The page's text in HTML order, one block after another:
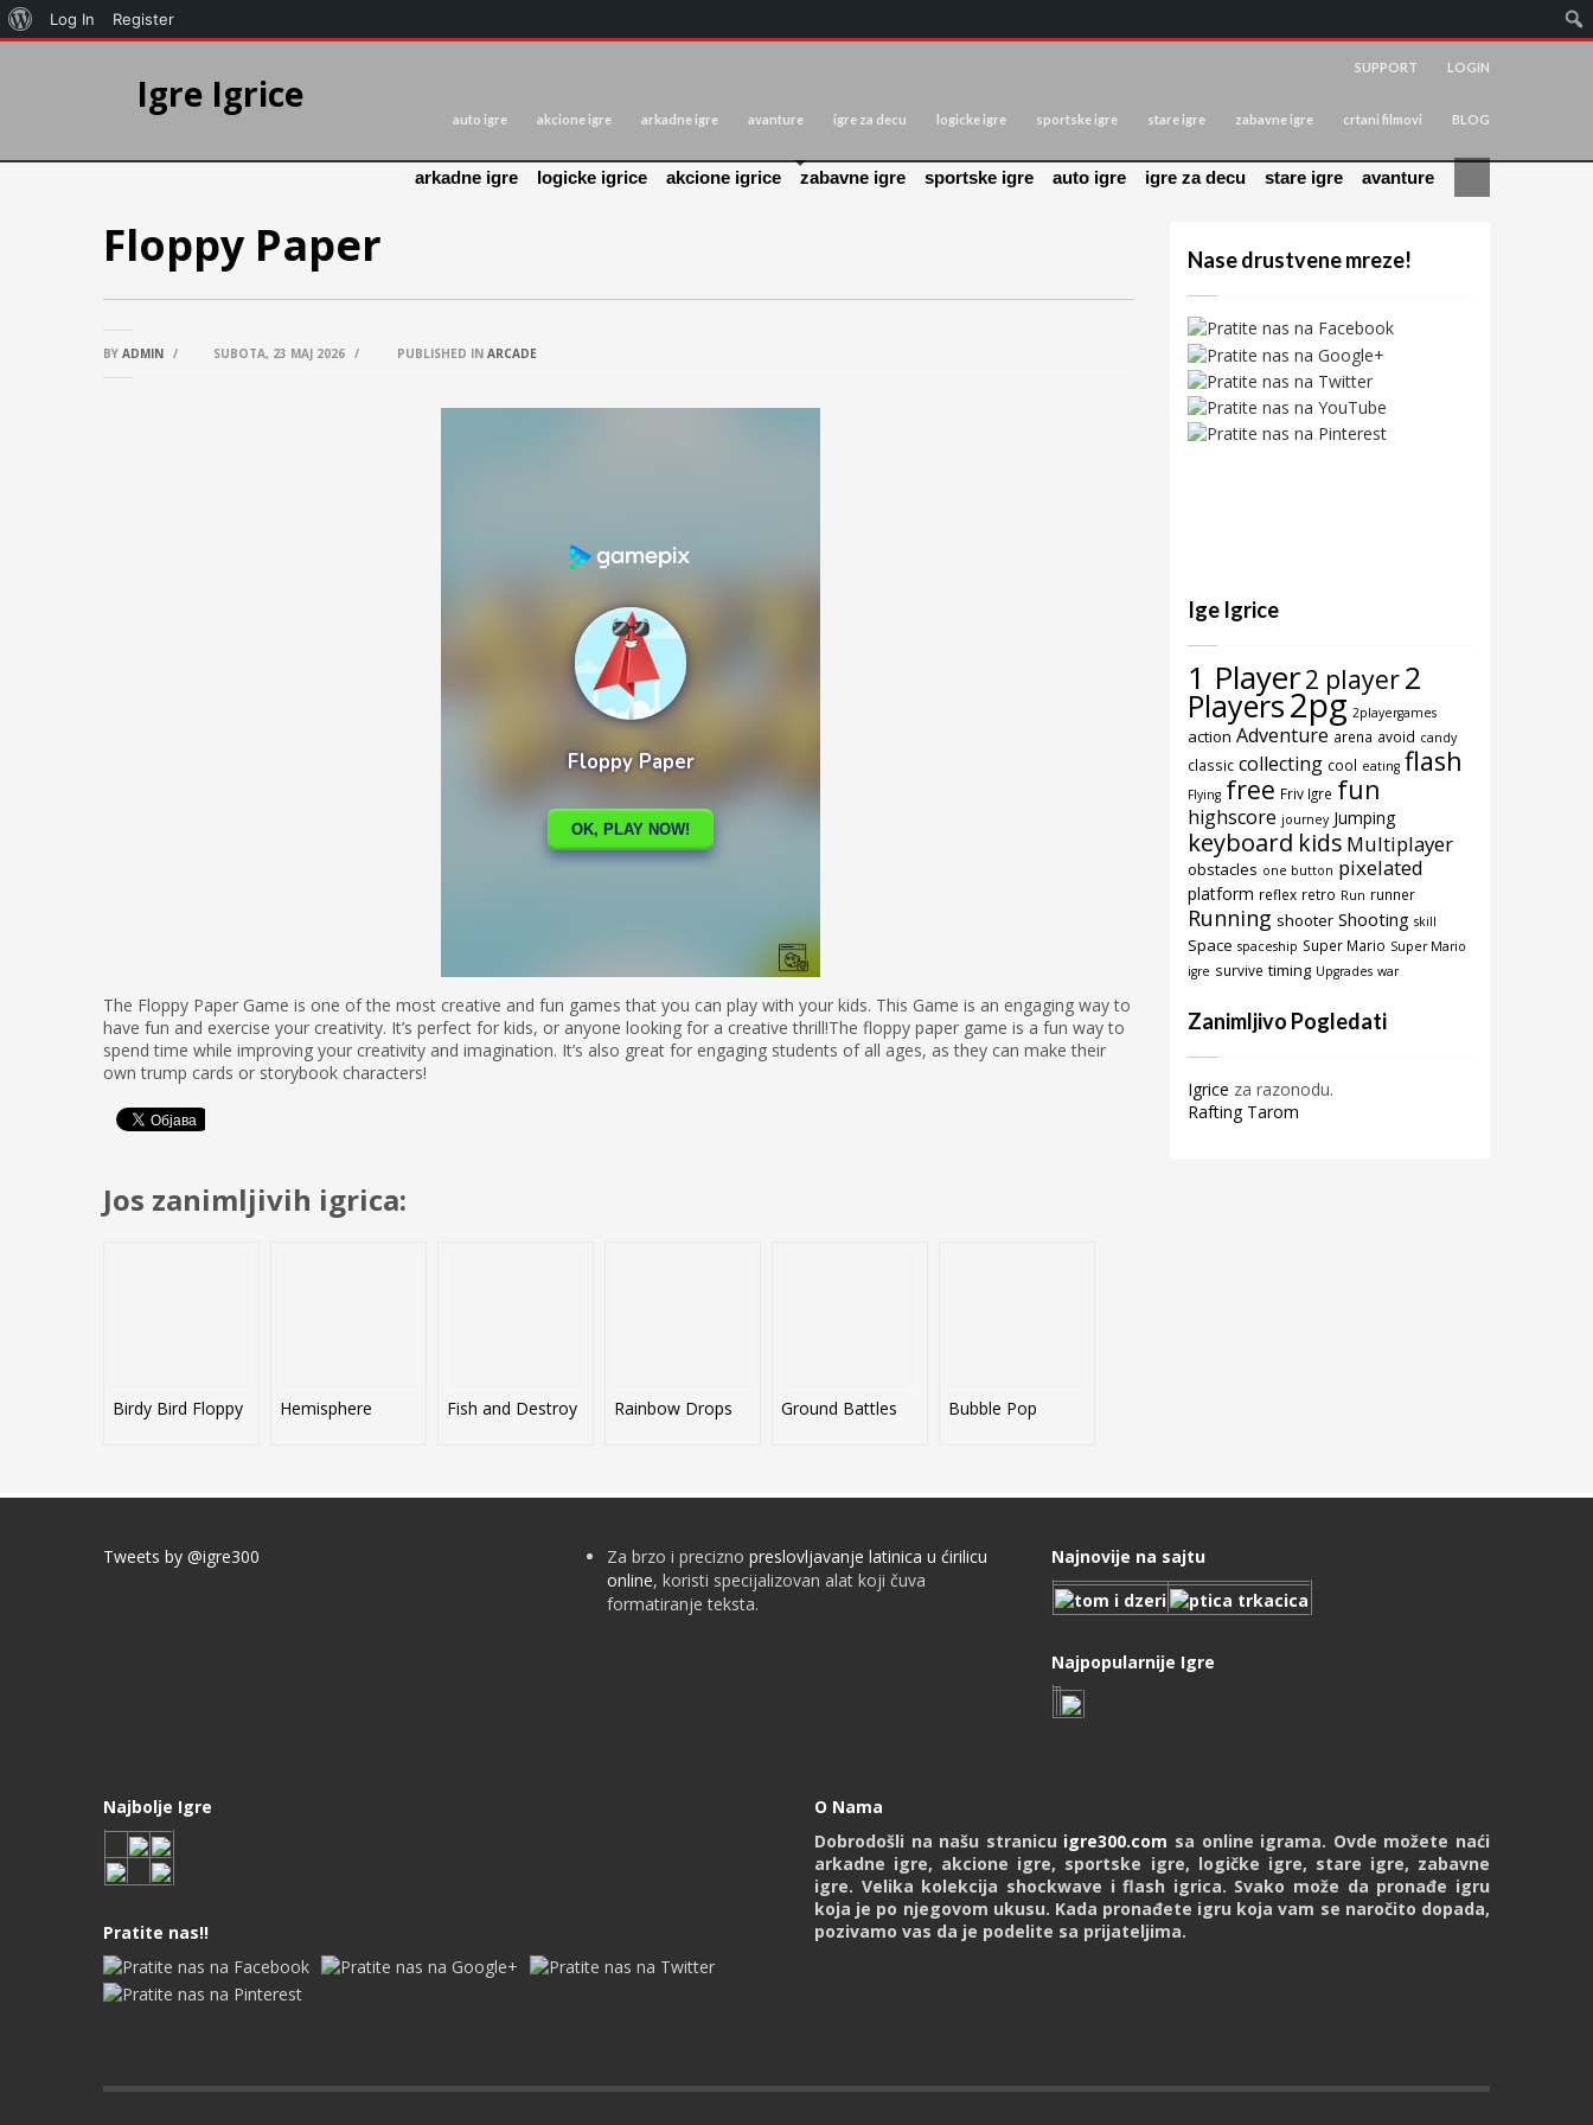
Igre Igrice
LOGIN
SUPPORT
auto igre akcione igre arkadne igre avanture igre za decu logicke igre sportske igre stare igre zabavne igre crtani filmovi BLOG
arkadne igre logicke igrice akcione igrice zabavne igre sportske igre auto igre igre za decu stare igre avanture
Floppy Paper
BY ADMIN / SUBOTA, 23 MAJ 2026 / PUBLISHED IN ARCADE
The Floppy Paper Game is one of the most creative and fun games that you can play with your kids. This Game is an engaging way to
have fun and exercise your creativity. It’s perfect for kids, or anyone looking for a creative thrill!The floppy paper game is a fun way to
spend time while improving your creativity and imagination. It’s also great for engaging students of all ages, as they can make their
own trump cards or storybook characters!
Jos zanimljivih igrica:
Birdy Bird Floppy Hemisphere Fish and Destroy Rainbow Drops Ground Battles Bubble Pop
Nase drustvene mreze!
Ige Igrice
1 Player2 player2
Players2pg 2playergames
action Adventure arena avoid candy
classic collecting cool eating flash
Flying free Friv Igre fun
highscore journey Jumping
keyboard kids Multiplayer
obstacles one button pixelated
platform reflex retro Run runner
Running shooter Shooting skill
Space spaceship Super Mario Super Mario
igre survive timing Upgrades war
Zanimljivo Pogledati
Igrice za razonodu.
Rafting Tarom
Tweets by @igre300 Za brzo i precizno preslovljavanje latinica u ćirilicu
online, koristi specijalizovan alat koji čuva
formatiranje teksta.
Najnovije na sajtu
Najpopularnije Igre
Najbolje Igre
Pratite nas!!
O Nama
Dobrodošli na našu stranicu igre300.com sa online igrama. Ovde možete naći
arkadne igre, akcione igre, sportske igre, logičke igre, stare igre, zabavne
igre. Velika kolekcija shockwave i flash igrica. Svako može da pronađe igru
koja je po njegovom ukusu. Kada pronađete igru koja vam se naročito dopada,
pozivamo vas da je podelite sa prijateljima.
Log In Register